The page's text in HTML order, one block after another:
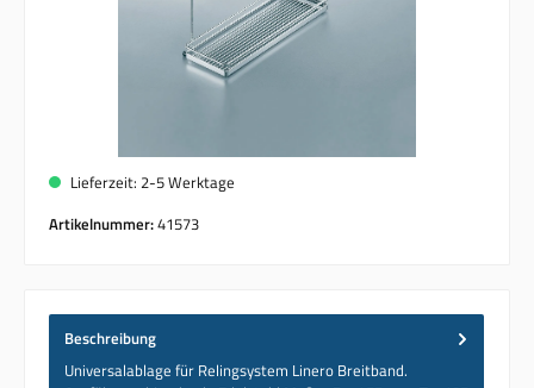
Lieferzeit: 2-5 Werktage
Artikelnummer:41573
Beschreibung
Universalablage für Relingsystem Linero Breitband.